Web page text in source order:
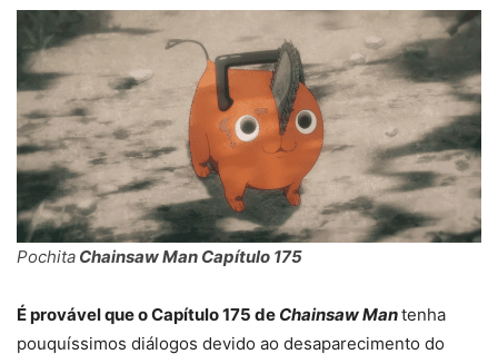
Pochita Chainsaw Man Capítulo 175
É provável que o Capítulo 175 de Chainsaw Mantenha
pouquíssimos diálogos devido ao desaparecimento do